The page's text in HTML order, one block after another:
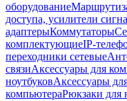
оборудование
доступа, усилители
адаптерыКоммутаторы
комплектующиеIP-
переходники сетевые
связиАксессуары для
ноутбуковАксессуары
компьютераРюкзаки для